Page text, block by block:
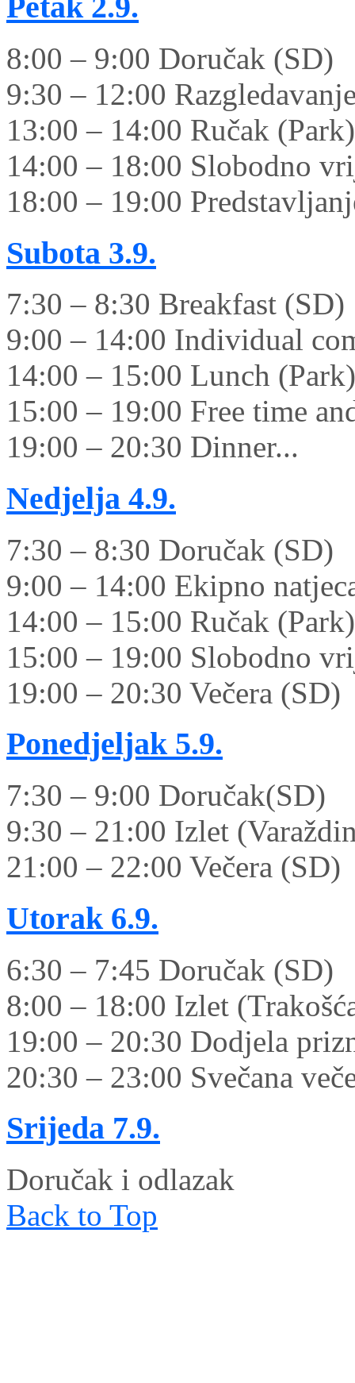
8:00 – 9:00 Doručak (SD)
9:30 – 12:00
13:00 – 14:00 Ručak (Park)
14:00 – 18:00 Slobodno
18:00 – 19:00
Subota 3.9.
7:30 – 8:30 Breakfast (SD)
9:00 – 14:00 Individual
14:00 – 15:00 Lunch (Park)
15:00 – 19:00 Free time
19:00 – 20:30 Dinner...
Nedjelja 4.9.
7:30 – 8:30 Doručak (SD)
9:00 – 14:00 Ekipno
14:00 – 15:00 Ručak (Park)
15:00 – 19:00 Slobodno
19:00 – 20:30 Večera (SD)
Ponedjeljak5.9.
7:30 – 9:00 Doručak(SD)
9:30 – 21:00 Izlet
21:00 – 22:00 Večera (SD)
Utorak 6.9.
6:30 – 7:45 Doručak (SD)
8:00 – 18:00 Izlet
19:00 – 20:30 Dodjela
20:30 – 23:00 Svečana
Srijeda 7.9.
Doručak i odlazak
Back to Top